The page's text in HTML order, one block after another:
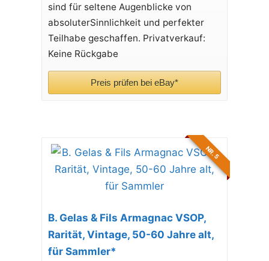
sind für seltene Augenblicke von
absoluterSinnlichkeit und perfekter
Teilhabe geschaffen. Privatverkauf:
Keine Rückgabe
Preis prüfen bei eBay*
NR. 5
B. Gelas & Fils Armagnac VSOP,
Rarität, Vintage, 50-60 Jahre alt,
für Sammler*